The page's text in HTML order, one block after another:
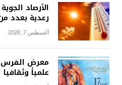
الأرصاد
رعدية بعدد
أغسطس 7, 2026
معرض الفرس
علمياً وثقافيا